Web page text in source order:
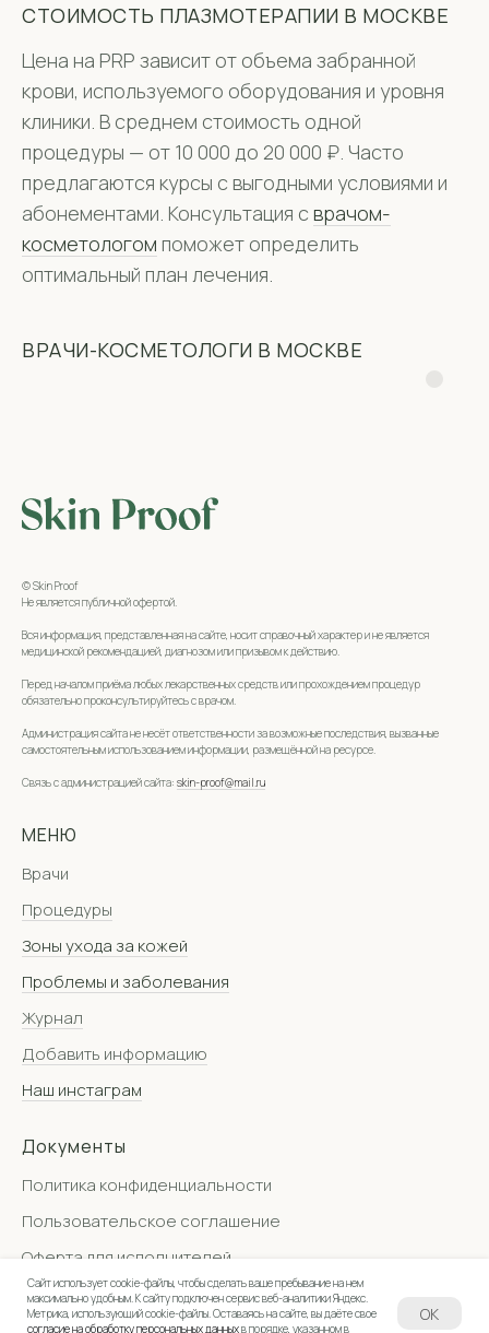
СТОИМОСТЬ ПЛАЗМОТЕРАПИИ В МОСКВЕ
Цена на PRP зависит от объема забранной
крови, используемого оборудования и уровня
клиники. В среднем стоимость одной
процедуры — от 10 000 до 20 000 ₽. Часто
предлагаются курсы с выгодными условиями и
абонементами. Консультация с врачом-
косметологом поможет определить
оптимальный план лечения.
ВРАЧИ-КОСМЕТОЛОГИ В МОСКВЕ
© Skin Proof
Не является публичной офертой.
Вся информация, представленная на сайте, носит справочный характер и не является
медицинской рекомендацией, диагнозом или призывом к действию.
Перед началом приёма любых лекарственных средств или прохождением процедур
обязательно проконсультируйтесь с врачом.
Администрация сайта не несёт ответственности за возможные последствия, вызванные
самостоятельным использованием информации, размещённой на ресурсе.
Связь с администрацией сайта: skin-proof@mail.ru
МЕНЮ
Врачи
Процедуры
Зоны ухода за кожей
Проблемы и заболевания
Журнал
Добавить информацию
Наш инстаграм
Документы
Политика конфиденциальности
Пользовательское соглашение
Оферта для исполнителей
Сайт использует cookie-файлы, чтобы сделать ваше пребывание на нем
максимально удобным. К cайту подключен сервис веб-аналитики Яндекс.
Метрика, использующий cookie-файлы. Оставаясь на сайте, вы даёте свое
согласие на обработку персональных данныхв порядке, указанном в
OK